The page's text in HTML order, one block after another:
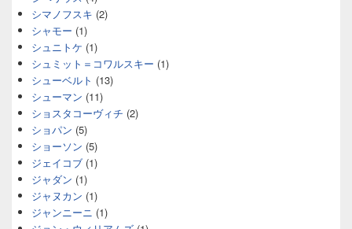
シマノフスキ (2)
シャモー (1)
シュニトケ (1)
シュミット＝コワルスキー (1)
シューベルト (13)
シューマン (11)
ショスタコーヴィチ (2)
ショパン (5)
ショーソン (5)
ジェイコブ (1)
ジャダン (1)
ジャヌカン (1)
ジャンニーニ (1)